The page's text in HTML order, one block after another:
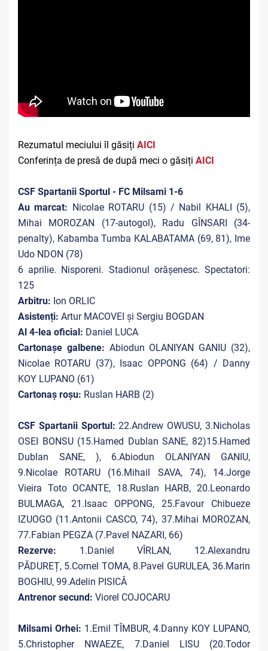
Rezumatul meciului îl găsiți AICI
Conferința de presă de după meci o găsiți AICI
CSF Spartanii Sportul - FC Milsami 1-6
Au marcat: Nicolae ROTARU (15) / Nabil KHALI (5),
Mihai MOROZAN (17-autogol), Radu GÎNSARI (34-
penalty), Kabamba Tumba KALABATAMA (69, 81), Ime
Udo NDON (78)
6 aprilie. Nisporeni. Stadionul orășenesc. Spectatori:
125
Arbitru: Ion ORLIC
Asistenți: Artur MACOVEI și Sergiu BOGDAN
Al 4-lea oficial: Daniel LUCA
Cartonașe galbene: Abiodun OLANIYAN GANIU (32),
Nicolae ROTARU (37), Isaac OPPONG (64) / Danny
KOY LUPANO (61)
Cartonaș roșu: Ruslan HARB (2)
CSF Spartanii Sportul: 22.Andrew OWUSU, 3.Nicholas
OSEI BONSU (15.Hamed Dublan SANE, 82)15.Hamed
Dublan SANE, ), 6.Abiodun OLANIYAN GANIU,
9.Nicolae ROTARU (16.Mihail SAVA, 74), 14.Jorge
Vieira Toto OCANTE, 18.Ruslan HARB, 20.Leonardo
BULMAGA, 21.Isaac OPPONG, 25.Favour Chibueze
IZUOGO (11.Antonii CASCO, 74), 37.Mihai MOROZAN,
77.Fabian PEGZA (7.Pavel NAZARI, 66)
Rezerve: 1.Daniel VÎRLAN, 12.Alexandru
PĂDUREȚ, 5.Cornel TOMA, 8.Pavel GURULEA, 36.Marin
BOGHIU, 99.Adelin PISICÂ
Antrenor secund: Viorel COJOCARU
Milsami Orhei: 1.Emil TÎMBUR, 4.Danny KOY LUPANO,
5.Christopher NWAEZE, 7.Daniel LISU (20.Todor